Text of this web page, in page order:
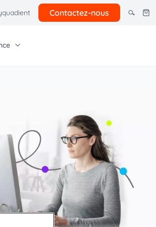
Contactez-nous
pour petites
Tarifs postaux client
courrier
Offre postale 2026